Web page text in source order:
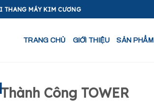
THANG MÁY KIM CƯƠNG
TRANG CHỦ GIỚI THIỆU SẢN PHẨM
Công TOWER